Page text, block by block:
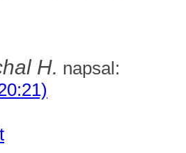
H. napsal: